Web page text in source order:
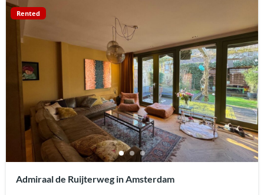
Rented
Admiraal de Ruijterweg in Amsterdam